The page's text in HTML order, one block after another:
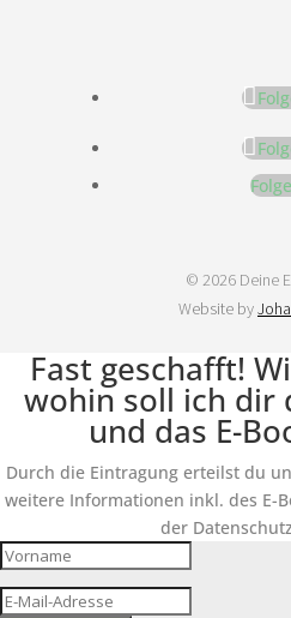
© 2026 Deine
Website by
Fast geschafft!
wohin soll ich dir
und das E-
Durch die Eintragung erteilst du
weitere Informationen inkl. des E-
der